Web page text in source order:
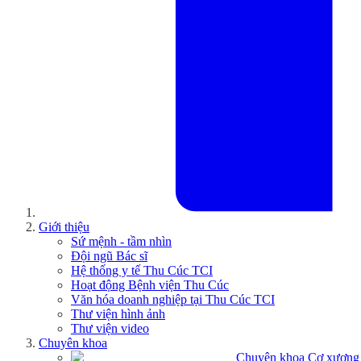
Giới thiệu
Sứ mệnh - tầm nhìn
Đội ngũ Bác sĩ
Hệ thống y tế Thu Cúc TCI
Hoạt động Bệnh viện Thu Cúc
Văn hóa doanh nghiệp tại Thu Cúc TCI
Thư viện hình ảnh
Thư viện video
Chuyên khoa
Chuyên khoa Cơ